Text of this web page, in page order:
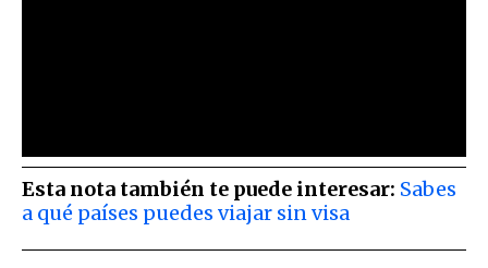
Esta nota también te puede interesar: Sabes
a qué países puedes viajar sin visa